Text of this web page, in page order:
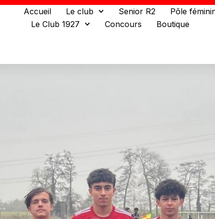
Accueil Le club Senior R2 Pôle
Le Club 1927
Concours Boutique